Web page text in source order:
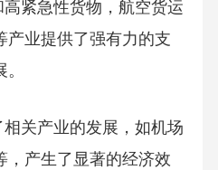
紧急性货物，航空货运
产业提供了强有力的支
关产业的发展，如机场
，产生了显著的经济效